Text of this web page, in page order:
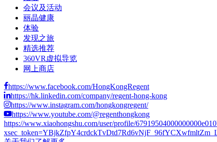
会议及活动
丽晶健康
体验
发现之旅
精选推荐
360VR虚拟导览
网上商店
https://www.facebook.com/HongKongRegent
https://hk.linkedin.com/company/regent-hong-kong
https://www.instagram.com/hongkongregent/
https://www.youtube.com/@regenthongkong
https://www.xiaohongshu.com/user/profile/